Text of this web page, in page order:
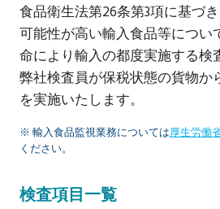
食品衛生法第26条第3項に基づ
可能性が高い輸入食品等につい
命により輸入の都度実施する検
弊社検査員が保税状態の貨物か
を実施いたします。
※ 輸入食品監視業務については厚生労働
ください。
検査項目一覧